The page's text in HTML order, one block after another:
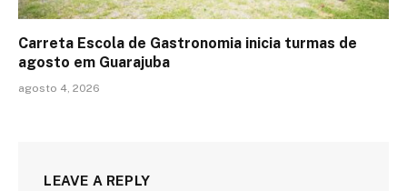
Carreta Escola de Gastronomia inicia turmas de
agosto em Guarajuba
agosto 4, 2026
LEAVE A REPLY